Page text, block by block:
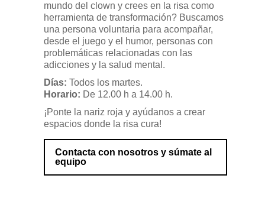
mundo del clown y crees en la risa como
herramienta de transformación? Buscamos
una persona voluntaria para acompañar,
desde el juego y el humor, personas con
problemáticas relacionadas con las
adicciones y la salud mental.
Días: Todos los martes.
Horario: De 12.00 h a 14.00 h.
¡Ponte la nariz roja y ayúdanos a crear
espacios donde la risa cura!
Contacta con nosotros y súmate al
equipo